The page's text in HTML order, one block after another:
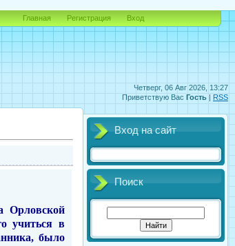
Четверг, 06 Авг 2026, 13:27
Приветствую Вас Гость | RSS
Главная Регистрация Вход
Орловской
учиться в
было
Вход на сайт
Поиск